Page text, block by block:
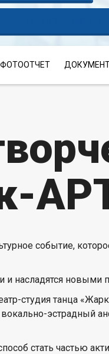
ФОТООТЧЕТ
событие,
и насладятся
студия танца
эстрадный
стать частью